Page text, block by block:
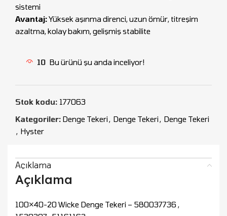
sistemi
Avantaj:Yüksek aşınma direnci, uzun ömür, titreşim
azaltma, kolay bakım, gelişmiş stabilite
10 Bu ürünü şu anda inceliyor!
Stok kodu: 177063
Kategoriler: Denge Tekeri, Denge Tekeri, Denge Tekeri
, Hyster
Açıklama
Açıklama
100×40-20 Wicke Denge Tekeri – 580037736 ,